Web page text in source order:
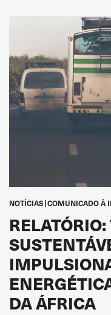
NOTÍCIAS COMUNICADO À
DA ÁFRICA